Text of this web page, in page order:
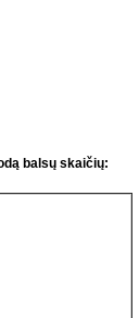
balsų skaičių: